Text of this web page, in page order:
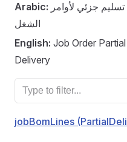
Arabic:
الشغل
English: Job Order
Delivery
jobBomLines